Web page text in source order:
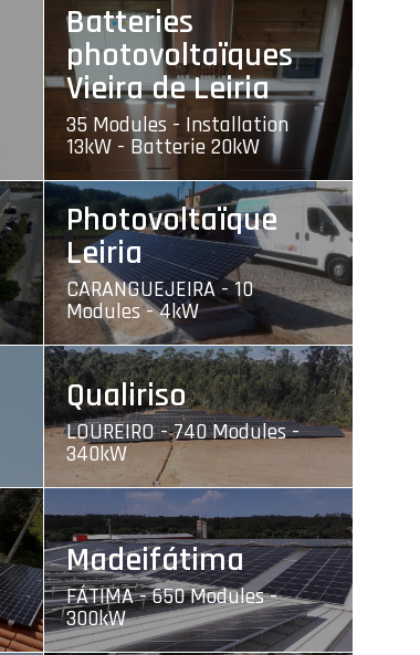
Batteries
photovoltaïques
Vieira de Leiria
35 Modules - Installation
13kW - Batterie 20kW
Photovoltaïque
Leiria
CARANGUEJEIRA - 10
Modules - 4kW
Qualiriso
LOUREIRO - 740 Modules -
340kW
Madeifátima
FÁTIMA - 650 Modules -
300kW